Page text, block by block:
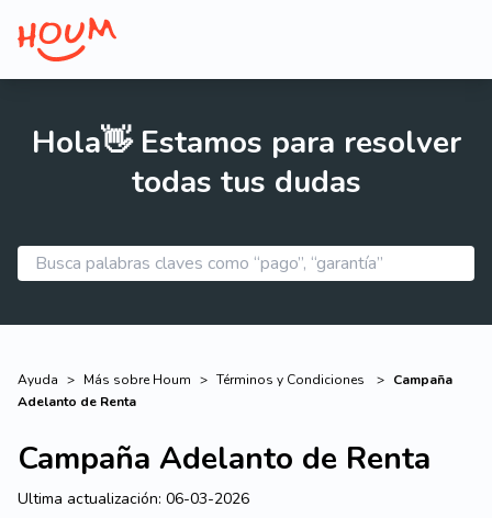
Hola👋 Estamos para resolver
todas tus dudas
Ayuda > Más sobre Houm > Términos y Condiciones > Campaña
Adelanto de Renta
Campaña Adelanto de Renta
Ultima actualización: 06-03-2026